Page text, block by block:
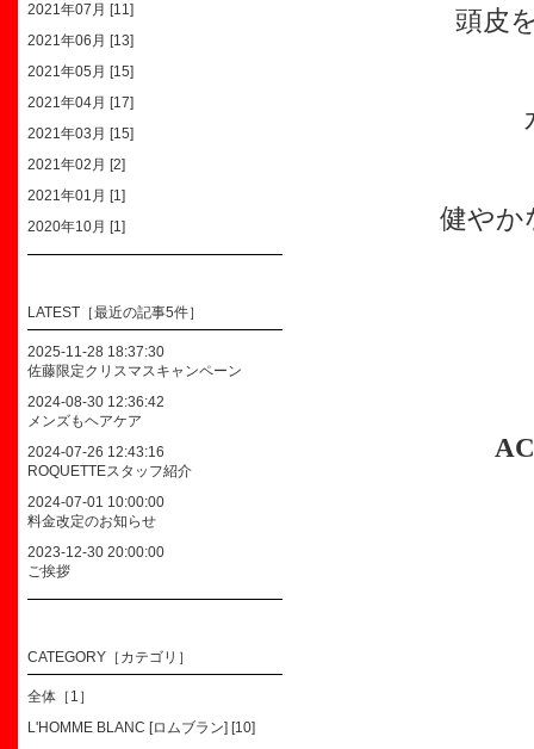
頭皮
健やか
AC
2021年07月 [11]
2021年06月 [13]
2021年05月 [15]
2021年04月 [17]
2021年03月 [15]
2021年02月 [2]
2021年01月 [1]
2020年10月 [1]
LATEST［最近の記事5件］
2025-11-28 18:37:30
佐藤限定クリスマスキャンペーン
2024-08-30 12:36:42
メンズもヘアケア
2024-07-26 12:43:16
ROQUETTEスタッフ紹介
2024-07-01 10:00:00
料金改定のお知らせ
2023-12-30 20:00:00
ご挨拶
CATEGORY［カテゴリ］
全体［1］
L'HOMME BLANC [ロムブラン] [10]